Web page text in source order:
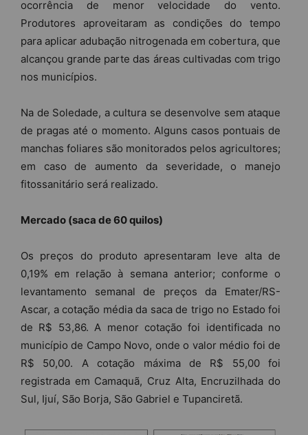
ocorrência de menor velocidade do vento.
Produtores aproveitaram as condições do tempo
para aplicar adubação nitrogenada em cobertura, que
alcançou grande parte das áreas cultivadas com trigo
nos municípios.
Na de Soledade, a cultura se desenvolve sem ataque
de pragas até o momento. Alguns casos pontuais de
manchas foliares são monitorados pelos agricultores;
em caso de aumento da severidade, o manejo
fitossanitário será realizado.
Mercado (saca de 60 quilos)
Os preços do produto apresentaram leve alta de
0,19% em relação à semana anterior; conforme o
levantamento semanal de preços da Emater/RS-
Ascar, a cotação média da saca de trigo no Estado foi
de R$ 53,86. A menor cotação foi identificada no
município de Campo Novo, onde o valor médio foi de
R$ 50,00. A cotação máxima de R$ 55,00 foi
registrada em Camaquã, Cruz Alta, Encruzilhada do
Sul, Ijuí, São Borja, São Gabriel e Tupanciretã.